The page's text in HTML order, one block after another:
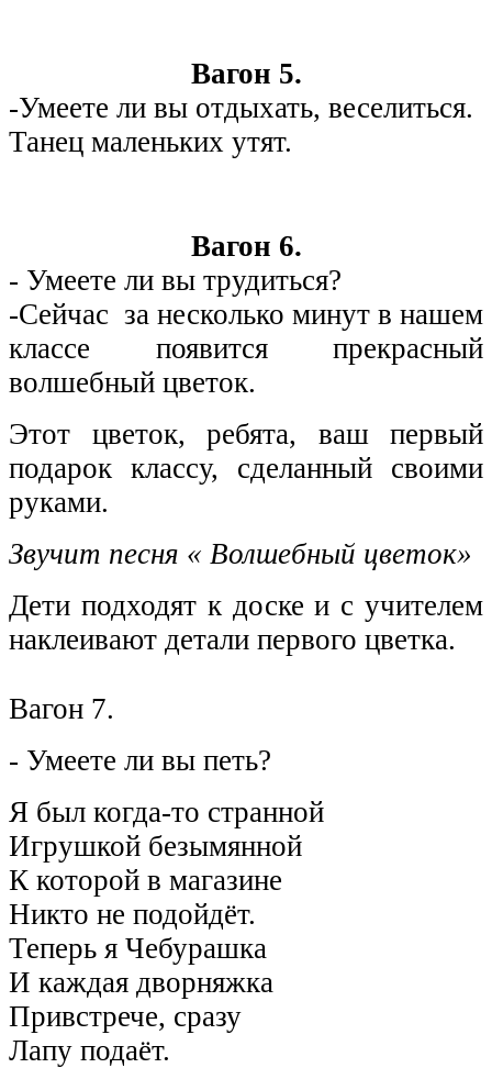
Вагон 5.
-Умеете ли вы отдыхать, веселиться.
Танец маленьких утят.
Вагон 6.
- Умеете ли вы трудиться?
-Сейчас за несколько минут в нашем
классе появится прекрасный
волшебный цветок.
Этот цветок, ребята, ваш первый
подарок классу, сделанный своими
руками.
Звучит песня « Волшебный цветок»
Дети подходят к доске и с учителем
наклеивают детали первого цветка.
Вагон 7.
- Умеете ли вы петь?
Я был когда-то странной
Игрушкой безымянной
К которой в магазине
Никто не подойдёт.
Теперь я Чебурашка
И каждая дворняжка
Привстрече, сразу
Лапу подаёт.